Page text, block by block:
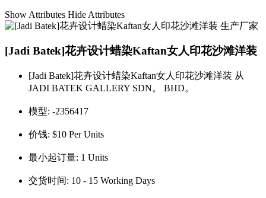
Show Attributes Hide Attributes
[Jadi Batek]花卉设计蜡染Kaftan女人印花沙滩洋装
[Jadi Batek]花卉设计蜡染Kaftan女人印花沙滩洋装 从
JADI BATEK GALLERY SDN。 BHD。
模型: -2356417
价钱: $10 Per Units
最小起订量: 1 Units
交货时间: 10 - 15 Working Days